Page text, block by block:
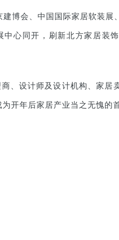
博会、中国国际家居软装展
心同开，刷新北方家居装
商、设计师及设计机构、家居
开年后家居产业当之无愧的